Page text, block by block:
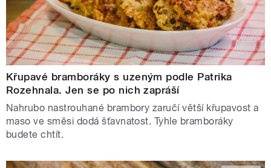
Křupavé bramboráky s uzeným podle Patrika
Rozehnala. Jen se po nich zapráší
Nahrubo nastrouhané brambory zaručí větší křupavost a
maso ve směsi dodá šťavnatost. Tyhle bramboráky
budete chtít.